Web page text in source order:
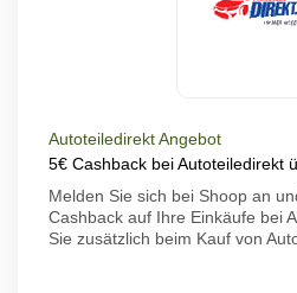
Autoteiledirekt Angebot
5€ Cashback bei Autoteiledirekt
Melden Sie sich bei Shoop an
Cashback auf Ihre Einkäufe bei
Sie zusätzlich beim Kauf von